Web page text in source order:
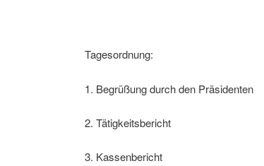
Tagesordnung:
1. Begrüßung durch den Präsidenten
2. Tätigkeitsbericht
3. Kassenbericht